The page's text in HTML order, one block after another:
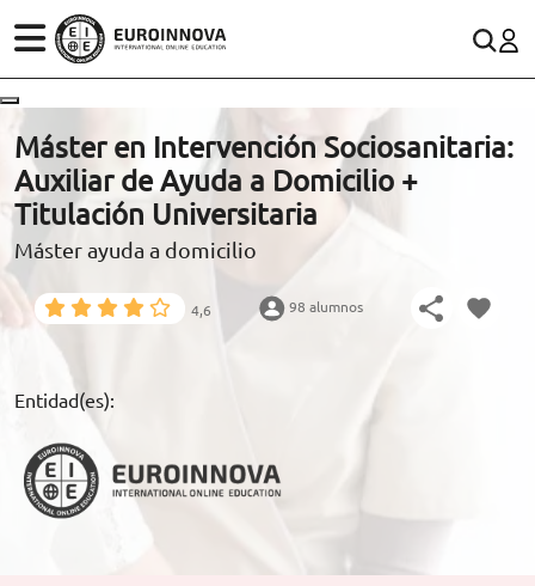
ÁREAS
ESTUDIOS
CONOCE EUROINNOVA
BECAS Y FINANCIACIÓN
RECURSOS EDUCATIVOS
ARTÍCULOS
(+34)958 050 200 (gratuito en España)
900 831 200
formacion@euroinnova.com
TRABAJA CON NOSOTROS
Máster en Intervención Sociosanitaria:
Auxiliar de Ayuda a Domicilio +
Titulación Universitaria
Máster ayuda a domicilio
4,6 98 alumnos
Entidad(es):